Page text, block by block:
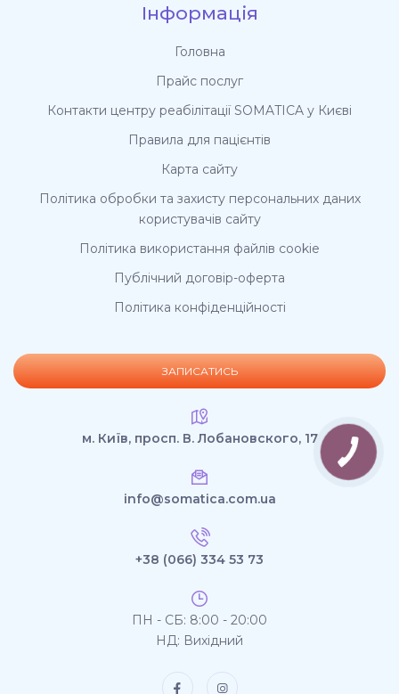
Інформація
Головна
Прайс послуг
Контакти центру реабілітації SOMATICA у Києві
Правила для пацієнтів
Карта сайту
Політика обробки та захисту персональних даних
користувачів сайту
Політика використання файлів cookie
Публічний договір-оферта
Політика конфіденційності
ЗАПИСАТИСЬ
м. Київ, просп. В. Лобановского, 17
info@somatica.com.ua
+38 (066) 334 53 73
ПН - СБ: 8:00 - 20:00
НД: Вихідний